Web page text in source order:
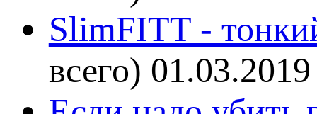
SlimFITT -
всего) 01.03.2019